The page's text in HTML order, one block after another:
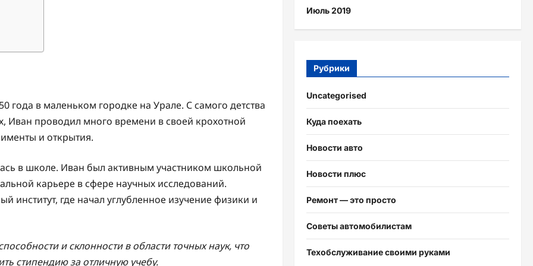
года в маленьком городке на Урале. С самого детства
Иван проводил много времени в своей крохотной
и открытия.
в школе. Иван был активным участником школьной
карьере в сфере научных исследований.
институт, где начал углубленное изучение физики и
и склонности в области точных наук, что
стипендию за отличную учебу.
Июль 2019
Рубрики
Uncategorised
Куда поехать
Новости авто
Новости плюс
Ремонт — это просто
Советы автомобилистам
Техобслуживание своими руками